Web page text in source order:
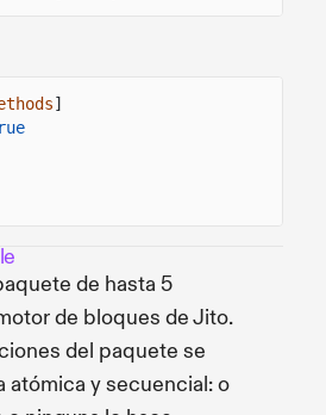
]
de hasta 5
de bloques de Jito.
del paquete se
atómica y secuencial: o